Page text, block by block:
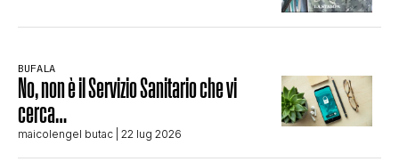
BUFALA
No, non è il Servizio Sanitario che vi
cerca…
maicolengel butac | 22 lug 2026